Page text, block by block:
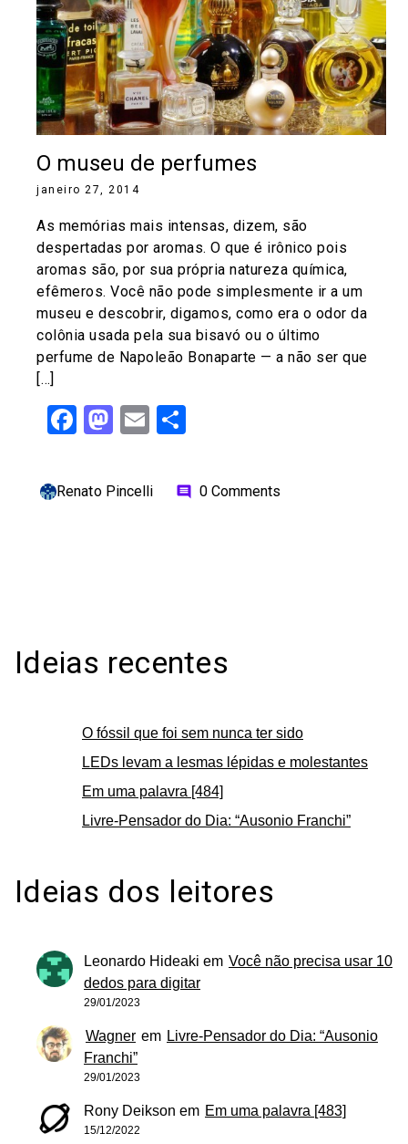
O museu de perfumes
janeiro 27, 2014
As memórias mais intensas, dizem, são
despertadas por aromas. O que é irônico pois
aromas são, por sua própria natureza química,
efêmeros. Você não pode simplesmente ir a um
museu e descobrir, digamos, como era o odor da
colônia usada pela sua bisavó ou o último
perfume de Napoleão Bonaparte — a não ser que
[…]
Facebook
Mastodon
Email
Renato Pincelli comment 0 Comments
Ideias recentes
O fóssil que foi sem nunca ter sido
LEDs levam a lesmas lépidas e molestantes
Em uma palavra [484]
Livre-Pensador do Dia: “Ausonio Franchi”
Ideias dos leitores
Leonardo Hideaki em Você não precisa usar 10
dedos para digitar
29/01/2023
Wagner em Livre-Pensador do Dia: “Ausonio
Franchi”
29/01/2023
Rony Deikson em Em uma palavra [483]
15/12/2022